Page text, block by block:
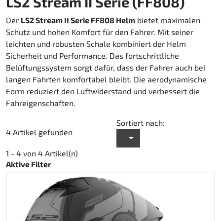
Der LS2 Stream II Serie FF808 Helm bietet maximalen
Schutz und hohen Komfort für den Fahrer. Mit seiner
leichten und robusten Schale kombiniert der Helm
Sicherheit und Performance. Das fortschrittliche
Belüftungssystem sorgt dafür, dass der Fahrer auch bei
langen Fahrten komfortabel bleibt. Die aerodynamische
Form reduziert den Luftwiderstand und verbessert die
Fahreigenschaften.
4 Artikel gefunden
Sortiert nach:
1 - 4 von 4 Artikel(n)
Aktive Filter
Teamwear Speed
Custom-Teamwear
Sonstiges
Sonstiges
Zubehör Stream I (FF320)
Zubehör Stream II (FF808)
Helmtaschen
Kartwagen
Kettenantrieb 219
Kettenantrieb 428
Kupplung Amsbeck
Kupplung Suco
Kühlsystem
Lager
DM Zubehör
DM Kit`s und Updates
gebrauchte Motorenteile
Motor Honda GX 270
Motor Honda GX 390